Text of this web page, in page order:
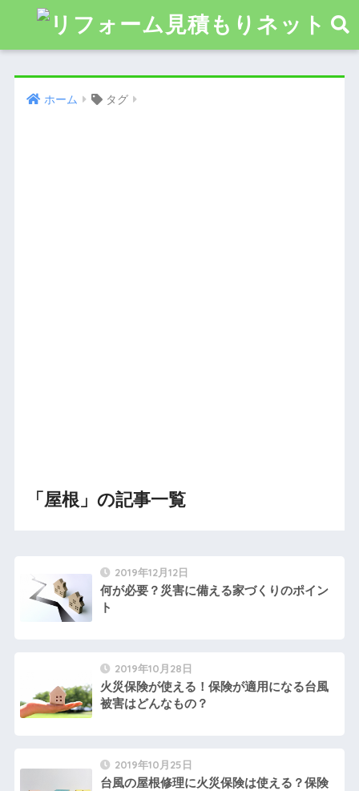
ホーム タグ
「屋根」の記事一覧
2019年12月12日
何が必要？災害に備える家づくりのポイン
ト
2019年10月28日
火災保険が使える！保険が適用になる台風
被害はどんなもの？
2019年10月25日
台風の屋根修理に火災保険は使える？保険